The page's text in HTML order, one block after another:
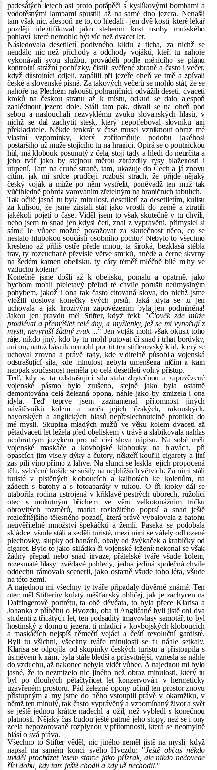
padesátých letech asi proto potápěči s kyslíkovými bombami a
vodotěsnými lampami spustili až na samé dno jezera. Nenašli
tam však nic, alespoň ne to, co hledali - jen dvě kosti, které lékař
později identifikoval jako stehenní kost osoby mužského
pohlaví, které nemohlo být víc než dvacet let.
Následovala desetiletí podivného klidu a ticha, za nichž se
neudálo nic než příchody a odchody vojáků, kteří tu nahoře
vykonávali svou službu, prováděli podle měnícího se plánu
kontrolní strážní pochůzky, čistili svěřené zbraně a často i večer,
když důstojníci odjeli, zapálili při jezeře oheň ve tmě a zpívali
české a slovenské písně. Za takových večerů se mohlo stát, že se
nahoře na Plechém rakouští pohraničníci odvážili deseti, dvaceti
kroků na českou stranu až k místu, odkud se dalo alespoň
zahlédnout jezero dole. Stáli tam pak, dívali se na oheň pod
sebou a naslouchali nezvyklému zvuku slovanských hlasů, v
nichž se dal zachytit stesk, který nepotřeboval slovníku ani
překladatele. Někde tenkrát v čase musel vzniknout obraz mé
vlastní vzpomínky, který zpřítomňuje podobu jakéhosi
postaršího už muže stojícího tu na hranici. Opírá se o poutnickou
hůl, má klobouk posunutý z čela, stojí tady a hledí do neurčita a
jeho tvář jako by stejnou měrou zbrázdily rysy blaženosti i
utrpení. Tam na druhé straně, tam, ukazuje do Čech a já znovu
cítím, jak mi srdce prudčeji rozbuší strach, že přijde nějaký
český voják a může po něm vystřelit, poněvadž ten muž tak
vůčihledně pohrdá varováním zřetelným na hraničních tabulích.
Tak očitě jasná tu byla minulost, desetiletí za desetiletím, kulisu
za kulisou, že jsme zůstali stát jako vrostlí do země a ztratili
jakékoli pojetí o čase. Viděl jsem to však skutečně v tu chvíli,
nebo jsem to snad jen kdysi četl, znal z vyprávění, přimyslel si
sám? Je vůbec možné považovat za skutečnost něco, co se
nestalo hlubokou součástí osobního pocitu? Nebylo to všechno
kresleno až příliš ostře přede mnou, ta široká, bezklasá stébla
trav, ty rozcuchané převislé větve smrků, hnědé a černé skvrny
na šedém kamen obelisku, ty cáry téměř mléčně bílé mlhy ve
vzduchu kolem?
Konečně jsme došli až k obelisku, pomalu a opatrně, jako
bychom mohli přeletavý přelud té chvíle porušit neúmyslným
pohybem, jakož i ona tak často citovaná slova, do nichž jsme
vložili doslova konečky svých prstů. Jaká idyla se tu jen
uchovala a jak hrozivým zapovězením byla jen podmíněna!
Jakou jen pravdu měl Stifter, když řekl: "Člověk zde může
prodlévat a přemýšlet celé dny, a myšlenky, jež se mi vynořují z
mysli, nevyruší žádný zvuk ..." Jen voják mohl však okusit toho
ráje, nikdo jiný, kdo by tu mohl putovat či snad i trhat borůvky,
ani on, natož básník nemohl pocítit ten stifterovský klid, který se
uchoval zrovna a právě tady, kde viditelně působila vojenská
odstrašující síla, kde minulost nebyla umenšena ničím a kam
naopak současnost neměla po celá desetiletí volný přístup.
Teď, kdy se ta odstrašující síla stala zbytečnou a zapovězené
vojenské pásmo bylo zrušeno, stejně jako byla ostatně
demontována celá železná opona, náhle jako by zmizela i ona
idyla. Teď teprve jsem zaznamenal přítomnost jiných
návštěvníků kolem a směs jejich českých, rakouských,
bavorských a anglických hlasů nepřeslechnutelně pronikla do
mé mysli. Skupina mladých mužů ve věku kolem dvaceti až
pětadvaceti let ležela před obeliskem v trávě a slabikovala nahlas
neobratným jazykem pro ně cizí slova nápisu. Na sobě měli
vojenské maskáče a kovbojské klobouky na hlavách, při
opascích jim visely dýky a čutory, někteří kouřili cigarety a jiní
zas pili víno přímo z lahve. Na slunci se leskla jejich propocená
těla, svlečené košile se sušily na nejbližších větvích. Za nimi stáli
turisté v plstěných kloboucích a kalhotách ke kolenům, na
zádech s batohy a s fotoaparáty v rukou. O tři kroky dál se
utábořila rodina ustrojená v křiklavě pestrých úborech, růžolící
otec s mohutným břichem ve věru velkotonážním tričku
obrovitých rozměrů, matka rozložitého poprsí a snad ještě
rozložitějšího tělesného pozadí, která právě vybalovala z batohu
neuvěřitelné množství špekáčků a žemlí. Paseka se podobala
skládce: všude stáli a seděli turisté, mezi nimi se válely odhozené
plechovky, slupky od banánů, obaly od žvýkaček a krabičky od
cigaret. Bylo to jako skládka či vojenské ležení: nekonal se však
žádný přepad nebo snad invaze, přátelské tváře všude kolem,
rozesmáté hlasy, zvědavé pohledy, jedna jediná společná chvíle
oddechu rámovala scenerii, jako ostatně všude toho léta, všude
na této zemi.
A najednou mi všechny ty tváře připadaly důvěrně známé. Ten
otec měl Stifterův kulatý měšťanský obličej, jak je zachycen na
Daffingerově portrétu, ta obě děvčata, to byla přece Klarisa a
Johanka z příběhu o Hvozdu, oba ti Angličané byli jistě oni dva
studenti z třicátých let, ten podsaditý tmavovlasý samotář, to byl
hostinský z domu u jezera, ti mladíci v kovbojských kloboucích
a maskáčích nejspíš němečtí vojáci a čeští revoluční gardisté.
Byli tu všichni, všechny tváře minulosti se tu náhle setkaly.
Klarisa se odpojila od skupinky českých turistů a přistoupila s
úsměvem k nám, byla stále bledší a průsvitnější, vznesla se náhle
do vzduchu, až nakonec nebyla vidět vůbec. A najednou mi bylo
jasné, že to nezmizelo nic jiného než obraz minulosti, který tu
byl po dlouhých pětačtyřicet let konzervován v hermeticky
uzavřeném prostoru. Pád železné opony učinil ten prostor znovu
přístupným a my jsme do něho vstoupili právě v okamžiku, v
němž ten minulý, tak často vyprávěný a vzpomínaný život a svět
se ještě jednou krátce nadechl a ožil, než vybledl s konečnou
platností. Nějaký čas budou ještě patrné jeho stopy, než se i ony
zcela nepozorovaně rozplynou v přítomnosti, která se neomylně
hlásí o svá práva.
Všechno to Stifter věděl, nic jiného neměl jistě na mysli, když
napsal na samém konci svého Hvozdu: "Ještě občas někdo
uviděl procházet lesem starce jako přízrak, ale nikdo nedovede
říci dobu, kdy tam ještě chodil a kdy už nechodil."